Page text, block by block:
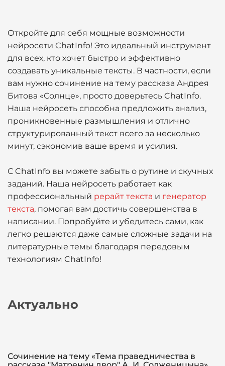
Откройте для себя мощные возможности
нейросети ChatInfo! Это идеальный инструмент
для всех, кто хочет быстро и эффективно
создавать уникальные тексты. В частности, если
вам нужно сочинение на тему рассказа Андрея
Битова «Солнце», просто доверьтесь ChatInfo.
Наша нейросеть способна предложить анализ,
проникновенные размышления и отлично
структурированный текст всего за несколько
минут, сэкономив ваше время и усилия.
С ChatInfo вы можете забыть о рутине и скучных
заданий. Наша нейросеть работает как
профессиональный рерайт текста и генератор
текста, помогая вам достичь совершенства в
написании. Попробуйте и убедитесь сами, как
легко решаются даже самые сложные задачи на
литературные темы благодаря передовым
технологиям ChatInfo!
Актуально
Сочинение на тему «Тема праведничества в